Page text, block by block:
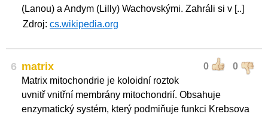
(Lanou) a Andym (Lilly) Wachovskými. Zahráli si v [..]
Zdroj: cs.wikipedia.org
6 0 0
matrix
Matrix mitochondrie je koloidní roztok
uvnitř vnitřní membrány mitochondrií. Obsahuje
enzymatický systém, který podmiňuje funkci Krebsova